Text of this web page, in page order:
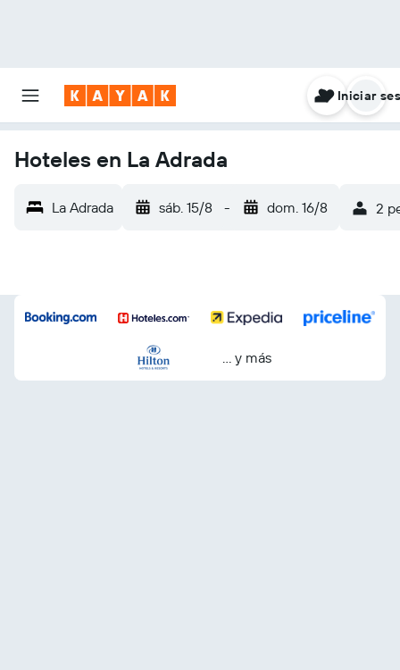
Iniciar
Hoteles en La Adrada
La Adrada sáb. 15/8 - dom. 16/8 2
… y más